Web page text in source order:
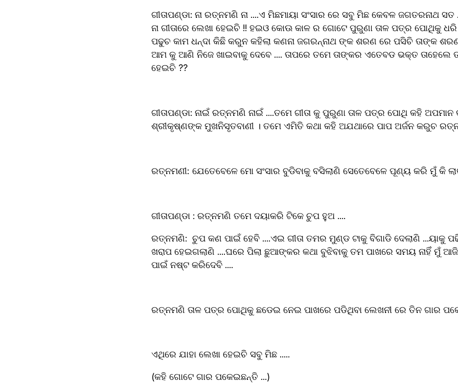
ଗୀତାପଣ୍ଡା: ନା ରତ୍ନମଣି ନା ....ଏ ମିଛମାୟା ସଂସାର ରେ ସବୁ ମିଛ କେବଳ ଜଗତରନାଥ
ନା ଗୀତାରେ ଲେଖା ହେଇଚି !! ହଇଓ କୋଊ କାଳ ର ଗୋଟେ ପୁରୁଣା ତାଳ ପତ୍ର ପୋଥିକୁ
ପଢୁଚ କାମ ଧନ୍ଦା କିଛି କରୁନ କହିଲା କଣନା ଜଗରନ୍ନାଥ ଙ୍କ ଶରଣ ରେ ପସିଚି ତାଙ୍କ
ଆମ କୁ ଆଣି ନିଜେ ଖାଇବାକୁ ଦେବେ .... ତାପରେ ତମେ ତାଙ୍କର ଏତେବଡ ଭକ୍ତ ତାହେଲେ
ହେଇଚି ??
ଗୀତାପଣ୍ଡା: ନାଇଁ ରତ୍ନମଣି ନାଇଁ ....ତମେ ଗୀତା କୁ ପୁରୁଣା ତାଳ ପତ୍ର ପୋଥି କହି
ଶ୍ରୀକୃଷ୍ଣଙ୍କ ମୁଖନିସୃତବାଣୀ । ତମେ ଏମିତି କଥା କହି ଅଯଥାରେ ପାପ ଅର୍ଜନ କରୁଚ
ରତ୍ନମଣୀ:	ଯେତେବେଳେ ମୋ ସଂସାର ବୁଡିବାକୁ ବସିଲାଣି ସେତେବେଳେ ପୂଣ୍ୟ କରି ମୁଁ କି
ଗୀତାପଣ୍ଡା : ରତ୍ନମଣି ତମେ ଦୟାକରି ଟିକେ ଚୁପ ହୁଅ ....
ରତ୍ନମଣି:	ଚୁପ କଣ ପାଇଁ ହେବି ....ଏଇ ଗୀତା ତମର ମୁଣ୍ଡ ଟାକୁ ବିଗାଡି ଦେଲାଣି ...ୟାକୁ ପଢି .....ପଢି ତମ ମୁଣ୍ଡ
ଖରାପ ହେଇଗଲାଣି ....ଘରେ ପିଲା ଛୁଆଙ୍କର କଥା ବୁଝିବାକୁ ତମ ପାଖରେ ସମୟ ନାହିଁ ମୁଁ
ପାଇଁ ନଷ୍ଟ କରିଦେବି ....
ରତ୍ନମଣି ତାଳ ପତ୍ର ପୋଥିକୁ ଛଡେଇ ନେଇ ପାଖରେ ପଡିଥିବା ଲେଖନୀ ରେ ତିନ ଗାର
ଏଥିରେ ଯାହା ଲେଖା ହେଇଚି ସବୁ ମିଛ .....
(କହି ଗୋଟେ ଗାର ପକେଇଛନ୍ତି ...)